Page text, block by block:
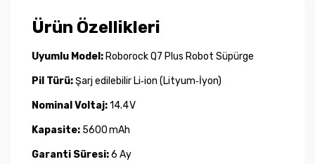
Ürün Özellikleri
Uyumlu Model: Roborock Q7 Plus Robot Süpürge
Pil Türü:Şarj edilebilir Li‑ion (Lityum‑İyon)
Nominal Voltaj:14.4 V
Kapasite: 5600 mAh
Garanti Süresi:6 Ay